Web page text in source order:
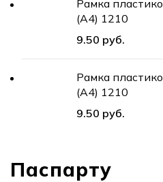
Рамка
(А4) 1210
руб.
Рамка
(А4) 1210
руб.
Паспарту